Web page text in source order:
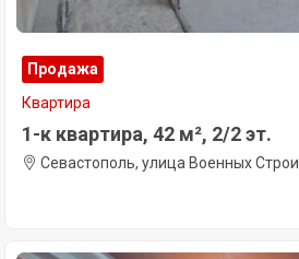
Продажа
Квартира
1-к квартира, 42 м², 2/2 эт.
Севастополь, улица Военных